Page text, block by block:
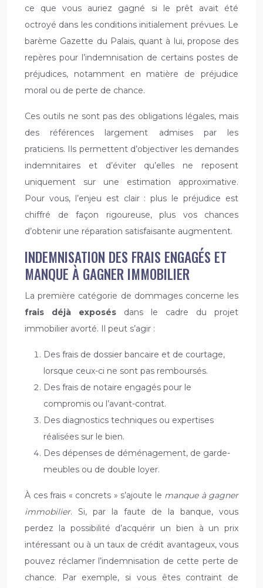
ce que vous auriez gagné si le prêt avait été
octroyé dans les conditions initialement prévues. Le
barème Gazette du Palais, quant à lui, propose des
repères pour l’indemnisation de certains postes de
préjudices, notamment en matière de préjudice
moral ou de perte de chance.
Ces outils ne sont pas des obligations légales, mais
des références largement admises par les
praticiens. Ils permettent d’objectiver les demandes
indemnitaires et d’éviter qu’elles ne reposent
uniquement sur une estimation approximative.
Pour vous, l’enjeu est clair : plus le préjudice est
chiffré de façon rigoureuse, plus vos chances
d’obtenir une réparation satisfaisante augmentent.
INDEMNISATION DES FRAIS ENGAGÉS ET
MANQUE À GAGNER IMMOBILIER
La première catégorie de dommages concerne les
frais déjà exposés dans le cadre du projet
immobilier avorté. Il peut s’agir :
Des frais de dossier bancaire et de courtage,
lorsque ceux-ci ne sont pas remboursés.
Des frais de notaire engagés pour le
compromis ou l’avant-contrat.
Des diagnostics techniques ou expertises
réalisées sur le bien.
Des dépenses de déménagement, de garde-
meubles ou de double loyer.
À ces frais « concrets » s’ajoute le manque à gagner
immobilier. Si, par la faute de la banque, vous
perdez la possibilité d’acquérir un bien à un prix
intéressant ou à un taux de crédit avantageux, vous
pouvez réclamer l’indemnisation de cette perte de
chance. Par exemple, si vous êtes contraint de